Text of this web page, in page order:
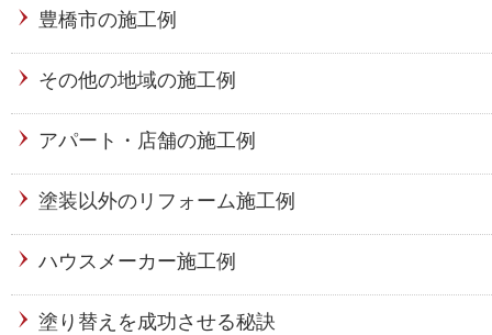
豊橋市の施工例
その他の地域の施工例
アパート・店舗の施工例
塗装以外のリフォーム施工例
ハウスメーカー施工例
塗り替えを成功させる秘訣